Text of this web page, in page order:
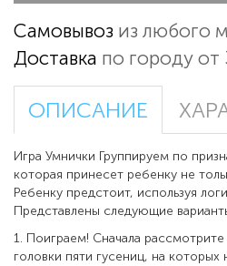
Самовывоз из любого
Доставка по городу от
ОПИСАНИЕ
Игра Умнички Группируем по
которая принесет ребенку не
Ребенку предстоит, используя
Представлены следующие
1. Поиграем! Сначала
головки пяти гусениц, на